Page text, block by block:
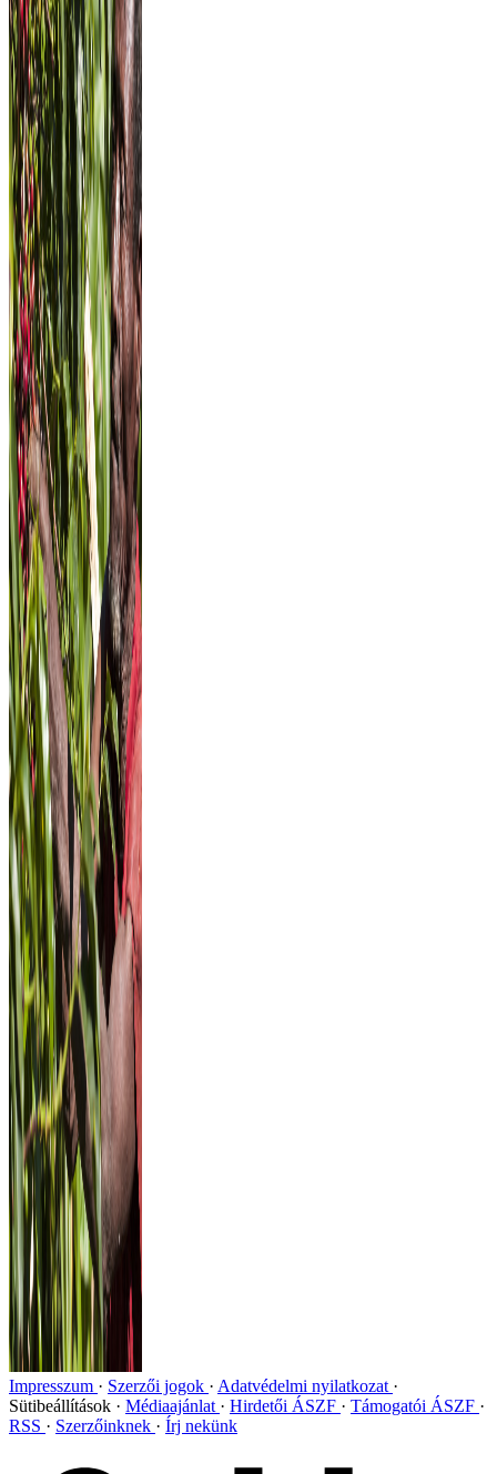
Impresszum Szerzői jogok
Adatvédelmi nyilatkozat
Sütibeállítások
Médiaajánlat Hirdetői ÁSZF
Támogatói ÁSZF
RSS
Szerzőinknek Írj nekünk